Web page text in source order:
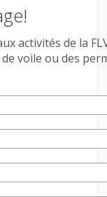
activités de la
voile ou des